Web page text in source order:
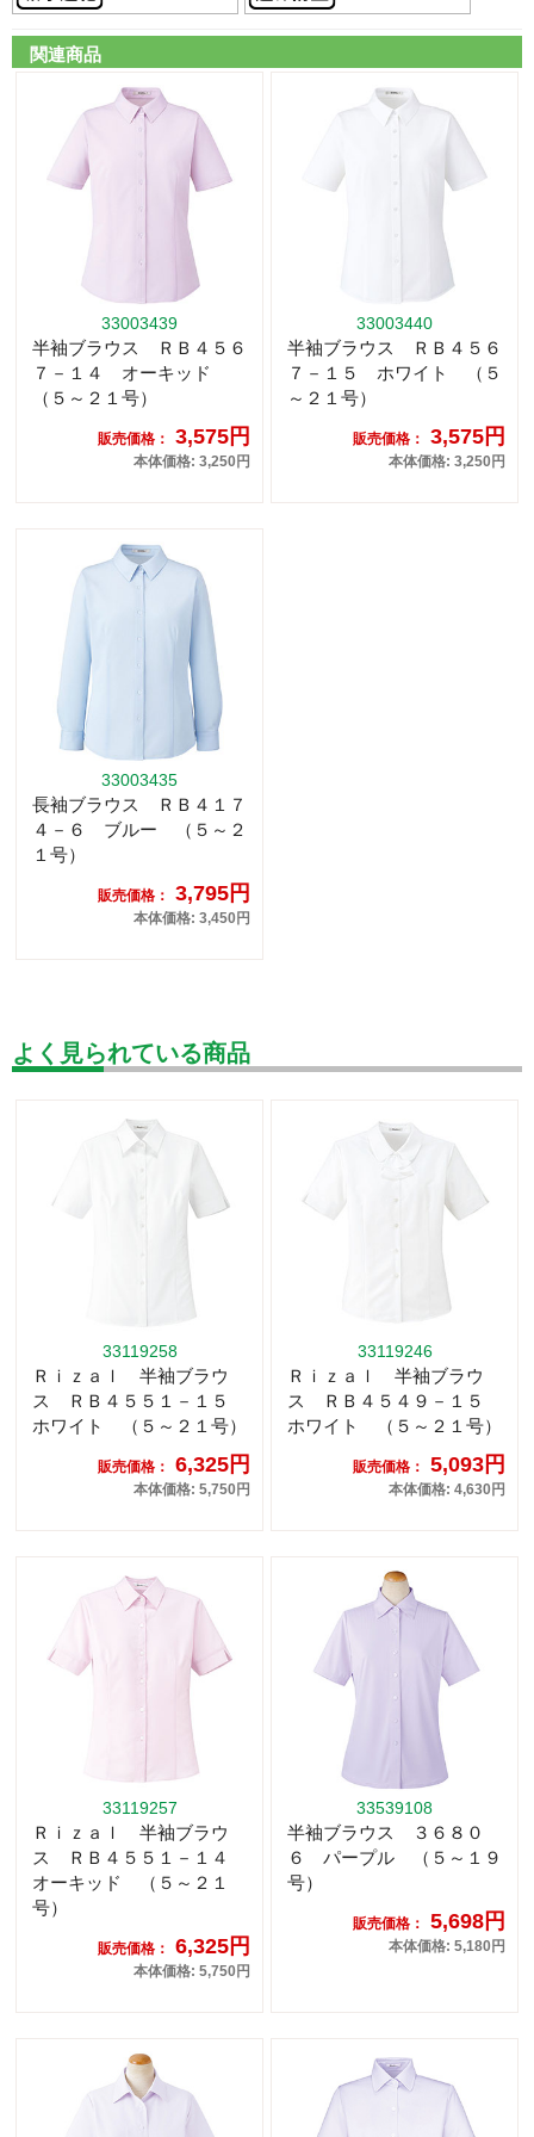
関連商品
33003439
半袖ブラウス ＲＢ４５６
７－１４ オーキッド
（５～２１号）
販売価格： 3,575円
本体価格: 3,250円
33003440
半袖ブラウス ＲＢ４５６
７－１５ ホワイト （５
～２１号）
販売価格： 3,575円
本体価格: 3,250円
33003435
長袖ブラウス ＲＢ４１７
４－６ ブルー （５～２
１号）
販売価格： 3,795円
本体価格: 3,450円
よく見られている商品
33119258
Ｒｉｚａｌ 半袖ブラウ
ス ＲＢ４５５１－１５
ホワイト （５～２１号）
販売価格： 6,325円
本体価格: 5,750円
33119246
Ｒｉｚａｌ 半袖ブラウ
ス ＲＢ４５４９－１５
ホワイト （５～２１号）
販売価格： 5,093円
本体価格: 4,630円
33119257
Ｒｉｚａｌ 半袖ブラウ
ス ＲＢ４５５１－１４
オーキッド （５～２１
号）
販売価格： 6,325円
本体価格: 5,750円
33539108
半袖ブラウス ３６８０
６ パープル （５～１９
号）
販売価格： 5,698円
本体価格: 5,180円